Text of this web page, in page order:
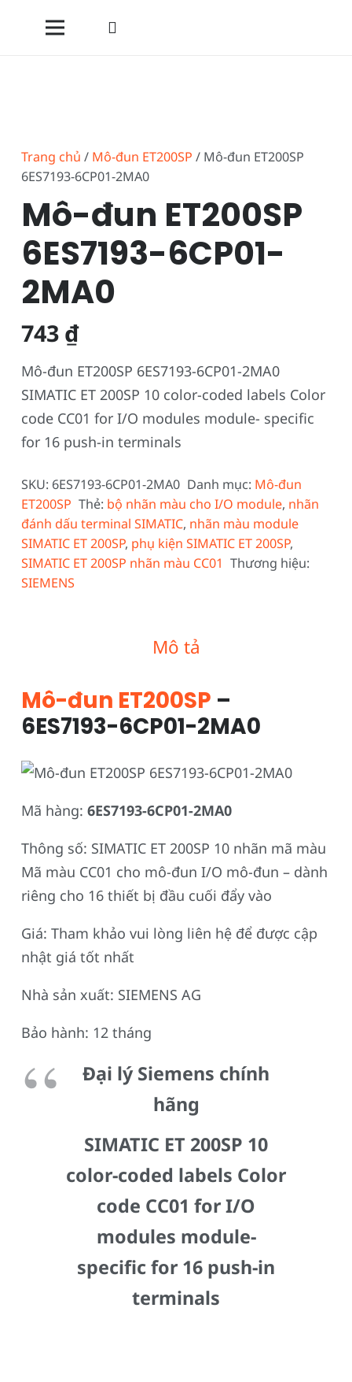
Trang chủ / Mô-đun ET200SP / Mô-đun ET200SP
6ES7193-6CP01-2MA0
Mô-đun ET200SP
6ES7193-6CP01-
2MA0
743 ₫
Mô-đun ET200SP 6ES7193-6CP01-2MA0
SIMATIC ET 200SP 10 color-coded labels Color
code CC01 for I/O modules module- specific
for 16 push-in terminals
SKU: 6ES7193-6CP01-2MA0 Danh mục: Mô-đun
ET200SP Thẻ: bộ nhãn màu cho I/O module, nhãn
đánh dấu terminal SIMATIC, nhãn màu module
SIMATIC ET 200SP, phụ kiện SIMATIC ET 200SP,
SIMATIC ET 200SP nhãn màu CC01 Thương hiệu:
SIEMENS
Mô tả
Mô-đun ET200SP –
6ES7193-6CP01-2MA0
Mã hàng: 6ES7193-6CP01-2MA0
Thông số: SIMATIC ET 200SP 10 nhãn mã màu
Mã màu CC01 cho mô-đun I/O mô-đun – dành
riêng cho 16 thiết bị đầu cuối đẩy vào
Giá: Tham khảo vui lòng liên hệ để được cập
nhật giá tốt nhất
Nhà sản xuất: SIEMENS AG
Bảo hành: 12 tháng
Đại lý Siemens chính
hãng
SIMATIC ET 200SP 10
color-coded labels Color
code CC01 for I/O
modules module-
specific for 16 push-in
terminals